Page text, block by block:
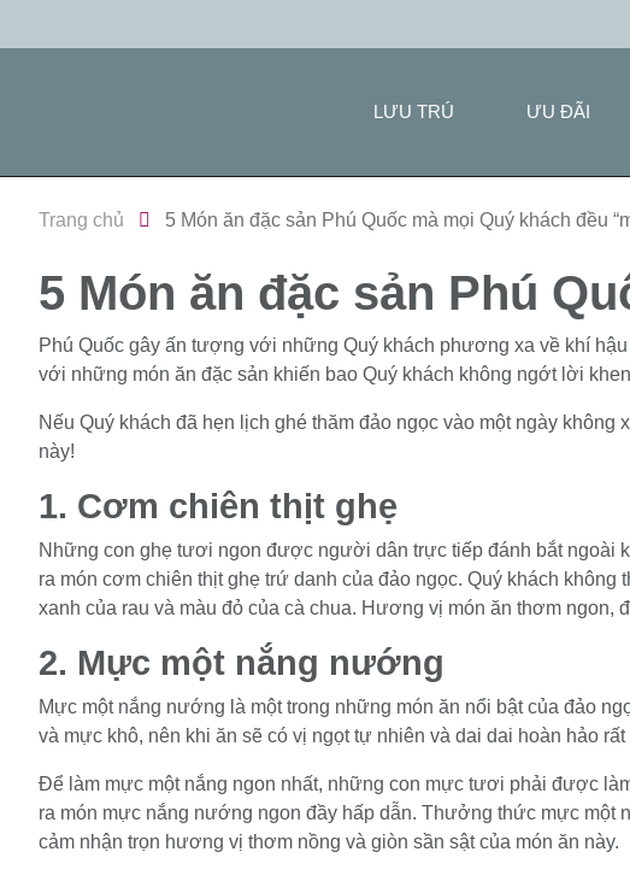
LƯU TRÚ ƯU ĐÃI
Trang chủ 5 Món ăn đặc sản Phú Quốc mà mọi Quý khách đều
5 Món ăn đặc sản Phú
Phú Quốc gây ấn tượng với những Quý khách phương xa về khí
với những món ăn đặc sản khiến bao Quý khách không ngớt lời
Nếu Quý khách đã hẹn lịch ghé thăm đảo ngọc vào một ngày
này!
1. Cơm chiên thịt ghẹ
Những con ghẹ tươi ngon được người dân trực tiếp đánh bắt ngoài
ra món cơm chiên thịt ghẹ trứ danh của đảo ngọc. Quý khách
xanh của rau và màu đỏ của cà chua. Hương vị món ăn thơm ngon,
2. Mực một nắng nướng
Mực một nắng nướng là một trong những món ăn nổi bật của đảo
và mực khô, nên khi ăn sẽ có vị ngọt tự nhiên và dai dai hoàn hảo rất
Để làm mực một nắng ngon nhất, những con mực tươi phải được
ra món mực nắng nướng ngon đầy hấp dẫn. Thưởng thức mực một
cảm nhận trọn hương vị thơm nồng và giòn sần sật của món ăn này.